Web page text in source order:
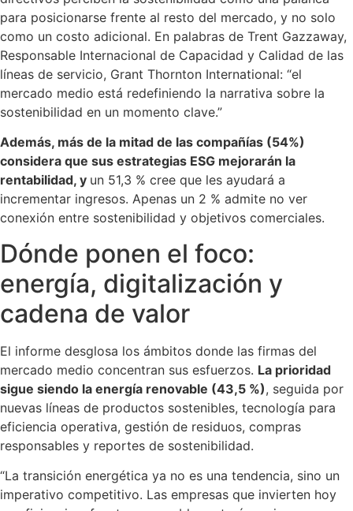
para posicionarse frente al resto del mercado, y no solo
como un costo adicional. En palabras de Trent Gazzaway,
Responsable Internacional de Capacidad y Calidad de las
líneas de servicio, Grant Thornton International: “el
mercado medio está redefiniendo la narrativa sobre la
sostenibilidad en un momento clave.”
Además, más de la mitad de las compañías (54%)
considera que sus estrategias ESG mejorarán la
rentabilidad, y un 51,3 % cree que les ayudará a
incrementar ingresos. Apenas un 2 % admite no ver
conexión entre sostenibilidad y objetivos comerciales.
Dónde ponen el foco:
energía, digitalización y
cadena de valor
El informe desglosa los ámbitos donde las firmas del
mercado medio concentran sus esfuerzos. La prioridad
sigue siendo la energía renovable (43,5 %), seguida por
nuevas líneas de productos sostenibles, tecnología para
eficiencia operativa, gestión de residuos, compras
responsables y reportes de sostenibilidad.
“La transición energética ya no es una tendencia, sino un
imperativo competitivo. Las empresas que invierten hoy